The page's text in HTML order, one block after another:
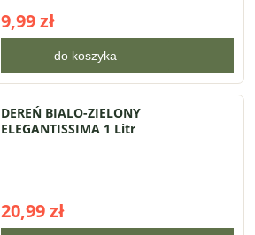
9,99 zł
do koszyka
DEREŃ BIALO-ZIELONY
ELEGANTISSIMA 1 Litr
20,99 zł